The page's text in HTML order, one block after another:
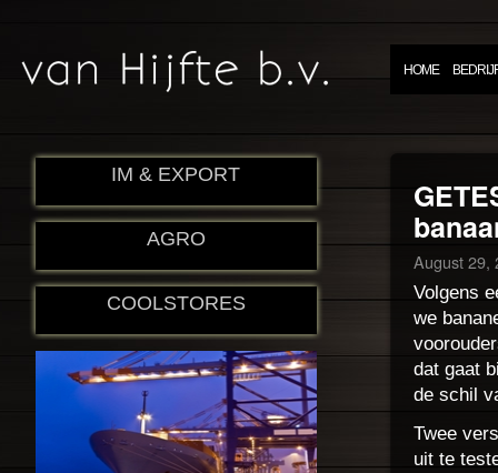
HOME
August 29,
Volgens
we
dat gaat
de schil
Twee
uit te
IM & EXPORT
AGRO
COOLSTORES